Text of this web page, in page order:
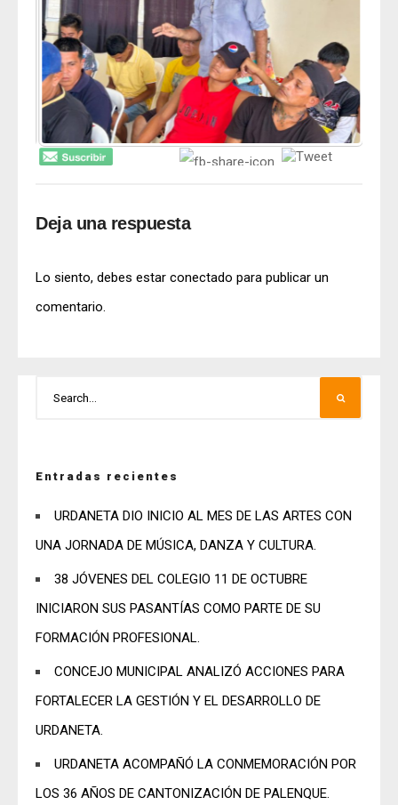
Deja una respuesta
Lo siento, debes estar conectado para publicar un
comentario.
Entradas recientes
URDANETA DIO INICIO AL MES DE LAS ARTES CON
UNA JORNADA DE MÚSICA, DANZA Y CULTURA.
38 JÓVENES DEL COLEGIO 11 DE OCTUBRE
INICIARON SUS PASANTÍAS COMO PARTE DE SU
FORMACIÓN PROFESIONAL.
CONCEJO MUNICIPAL ANALIZÓ ACCIONES PARA
FORTALECER LA GESTIÓN Y EL DESARROLLO DE
URDANETA.
URDANETA ACOMPAÑÓ LA CONMEMORACIÓN POR
LOS 36 AÑOS DE CANTONIZACIÓN DE PALENQUE.